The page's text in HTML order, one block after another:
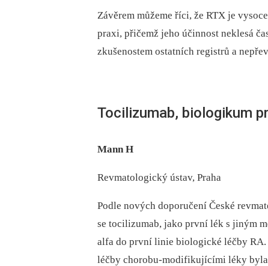
Závěrem můžeme říci, že RTX je
praxi, přičemž jeho účinnost neklesá
zkušenostem ostatních registrů a
Tocilizumab, biologikum
Mann H
Revmatologický ústav, Praha
Podle nových doporučení České
se tocilizumab, jako první lék s jiným
alfa do první linie biologické léčby
léčby chorobu-modifikujícími léky